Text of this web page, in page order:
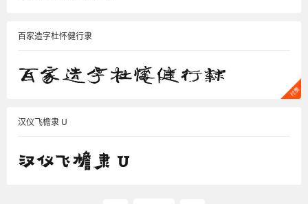
百家造字杜怀健行隶
汉仪飞檐隶 U